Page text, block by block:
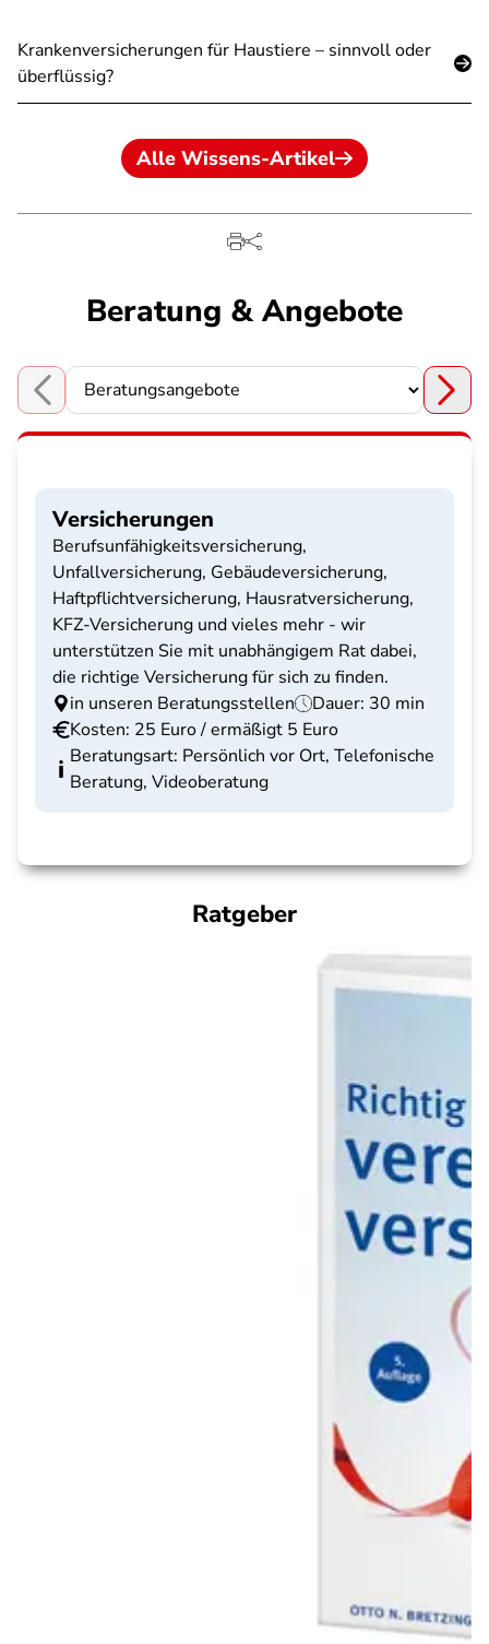
Krankenversicherungen für Haustiere – sinnvoll oder
überflüssig?
Alle Wissens-Artikel
Beratung & Angebote
Choose a section
Versicherungen
Berufsunfähigkeitsversicherung,
Unfallversicherung, Gebäudeversicherung,
Haftpflichtversicherung, Hausratversicherung,
KFZ-Versicherung und vieles mehr - wir
unterstützen Sie mit unabhängigem Rat dabei,
die richtige Versicherung für sich zu finden.
in unseren Beratungsstellen
Dauer: 30 min
Kosten: 25 Euro / ermäßigt 5 Euro
Beratungsart: Persönlich vor Ort, Telefonische
Beratung, Videoberatung
Ratgeber